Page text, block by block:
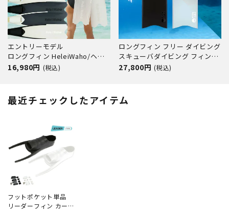
エントリーモデル
ロングフィン HeleiWaho/ヘレ
イワホ kanani カナニ スキンダ
16,980円 (税込)
ロングフィン フリー ダイビング
スキューバダイビング フィンポ
ケット付き グラスファイバー製
27,800円 (税込)
最近チェックしたアイテム
フットポケット単品
リーダーフィン カーボ